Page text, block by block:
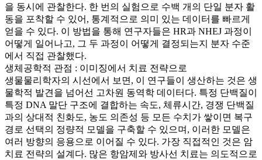
을 동시에 관찰한다. 한 번의 실험으로 수백 개의 단일 분자 활
동을 포착할 수 있어, 통계적으로 의미 있는 데이터를 빠르게
얻을 수 있다. 이 방법을 통해 연구자들은 HR과 NHEJ 과정이
어떻게 일어나고, 그 두 과정이 어떻게 결정되는지 분자 수준
에서 직접 관찰했다.
생체공학적 관점 : 이미징에서 치료 전략으로
생물물리학자의 시선에서 보면, 이 연구들이 생산하는 것은 생
물학적 발견을 넘어선 고차원 동역학 데이터다. 특정 단백질이
특정 DNA 말단 구조에 결합하는 속도, 체류시간, 경쟁 단백질
과의 상대적 친화도, 농도 의존성 등 모든 수치가 쌓이면 복구
경로 선택의 정량적 모델을 구축할 수 있으며, 이러한 모델은
여러 방향의 응용으로 이어질 수 있다. 가장 직접적인 것은 암
치료 전략의 설계다. 많은 항암제와 방사선 치료는 의도적으로